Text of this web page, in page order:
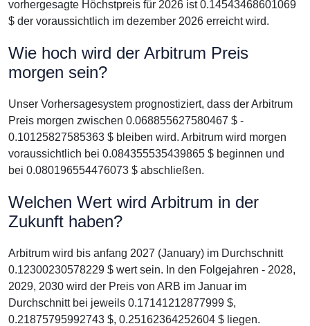
vorhergesagte Höchstpreis für 2026 ist 0.14543468601069
$ der voraussichtlich im dezember 2026 erreicht wird.
Wie hoch wird der Arbitrum Preis
morgen sein?
Unser Vorhersagesystem prognostiziert, dass der Arbitrum
Preis morgen zwischen 0.068855627580467 $ -
0.10125827585363 $ bleiben wird. Arbitrum wird morgen
voraussichtlich bei 0.084355535439865 $ beginnen und
bei 0.080196554476073 $ abschließen.
Welchen Wert wird Arbitrum in der
Zukunft haben?
Arbitrum wird bis anfang 2027 (January) im Durchschnitt
0.12300230578229 $ wert sein. In den Folgejahren - 2028,
2029, 2030 wird der Preis von ARB im Januar im
Durchschnitt bei jeweils 0.17141212877999 $,
0.21875795992743 $, 0.25162364252604 $ liegen.